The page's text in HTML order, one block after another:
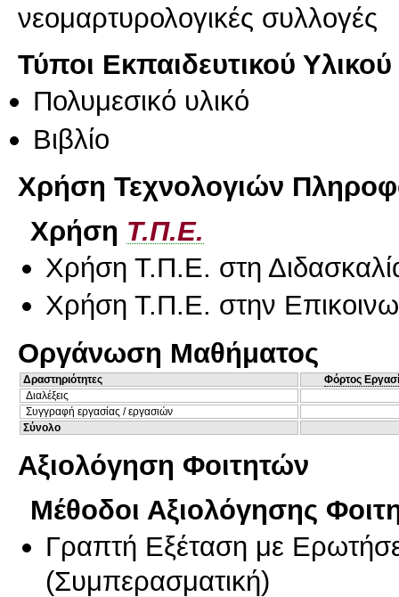
νεομαρτυρολογικές συλλογές
Τύποι Εκπαιδευτικού Υλικού
Πολυμεσικό υλικό
Βιβλίο
Χρήση Τεχνολογιών
Χρήση Τ.Π.Ε.
Χρήση Τ.Π.Ε. στη
Χρήση Τ.Π.Ε. στην
Οργάνωση Μαθήματος
Δραστηριότητες
Φόρτος
Διαλέξεις
Συγγραφή εργασίας / εργασιών
Σύνολο
Αξιολόγηση Φοιτητών
Μέθοδοι Αξιολόγησης
Γραπτή Εξέταση με
(Συμπερασματική)